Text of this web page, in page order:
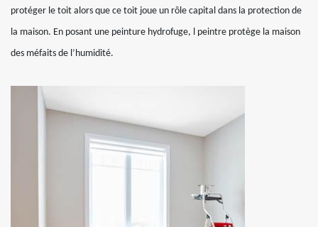
protéger le toit alors que ce toit joue un rôle capital dans la protection de
la maison. En posant une peinture hydrofuge, l peintre protège la maison
des méfaits de l’humidité.